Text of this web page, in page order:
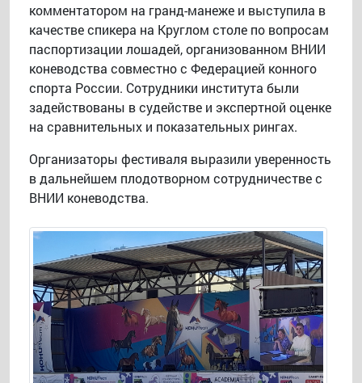
комментатором на гранд-манеже и выступила в
качестве спикера на Круглом столе по вопросам
паспортизации лошадей, организованном ВНИИ
коневодства совместно с Федерацией конного
спорта России. Сотрудники института были
задействованы в судействе и экспертной оценке
на сравнительных и показательных рингах.
Организаторы фестиваля выразили уверенность
в дальнейшем плодотворном сотрудничестве с
ВНИИ коневодства.